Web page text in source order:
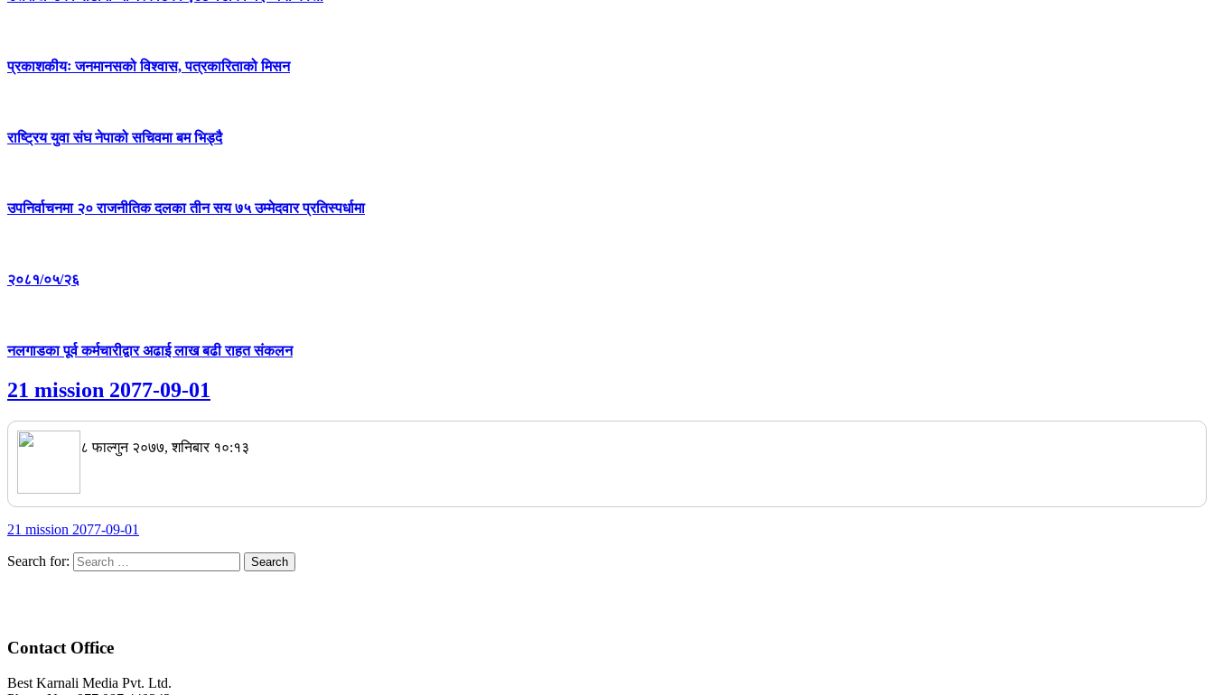
प्रकाशकीयः जनमानसको विश्वास, पत्रकारिताको मिसन
राष्ट्रिय युवा संघ नेपाको सचिवमा बम भिड्दै
उपनिर्वाचनमा २० राजनीतिक दलका तीन सय ७५ उम्मेदवार प्रतिस्पर्धामा
२०८१/०५/२६
नलगाडका पूर्व कर्मचारीद्वार अढाई लाख बढी राहत संकलन
21 mission 2077-09-01
८ फाल्गुन २०७७, शनिबार १०:१३
21 mission 2077-09-01
Search for:
Contact Office
Best Karnali Media Pvt. Ltd.